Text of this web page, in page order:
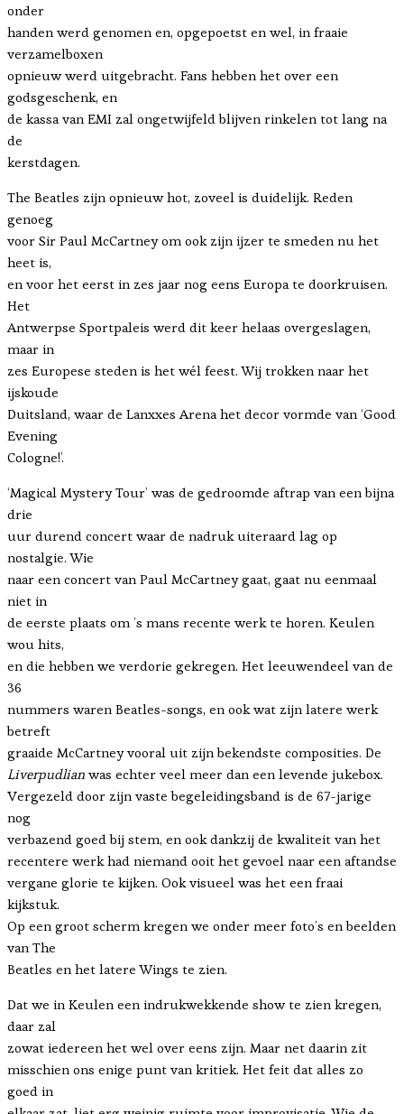
onder
handen werd genomen en, opgepoetst en wel, in fraaie
verzamelboxen
opnieuw werd uitgebracht. Fans hebben het over een
godsgeschenk, en
de kassa van EMI zal ongetwijfeld blijven rinkelen tot lang na
de
kerstdagen.
The Beatles zijn opnieuw hot, zoveel is duidelijk. Reden
genoeg
voor Sir Paul McCartney om ook zijn ijzer te smeden nu het
heet is,
en voor het eerst in zes jaar nog eens Europa te doorkruisen.
Het
Antwerpse Sportpaleis werd dit keer helaas overgeslagen,
maar in
zes Europese steden is het wél feest. Wij trokken naar het
ijskoude
Duitsland, waar de Lanxxes Arena het decor vormde van ‘Good
Evening
Cologne!’.
‘Magical Mystery Tour’ was de gedroomde aftrap van een bijna
drie
uur durend concert waar de nadruk uiteraard lag op
nostalgie. Wie
naar een concert van Paul McCartney gaat, gaat nu eenmaal
niet in
de eerste plaats om ’s mans recente werk te horen. Keulen
wou hits,
en die hebben we verdorie gekregen. Het leeuwendeel van de
36
nummers waren Beatles-songs, en ook wat zijn latere werk
betreft
graaide McCartney vooral uit zijn bekendste composities. De
Liverpudlian was echter veel meer dan een levende jukebox.
Vergezeld door zijn vaste begeleidingsband is de 67-jarige
nog
verbazend goed bij stem, en ook dankzij de kwaliteit van het
recentere werk had niemand ooit het gevoel naar een aftandse
vergane glorie te kijken. Ook visueel was het een fraai
kijkstuk.
Op een groot scherm kregen we onder meer foto’s en beelden
van The
Beatles en het latere Wings te zien.
Dat we in Keulen een indrukwekkende show te zien kregen,
daar zal
zowat iedereen het wel over eens zijn. Maar net daarin zit
misschien ons enige punt van kritiek. Het feit dat alles zo
goed in